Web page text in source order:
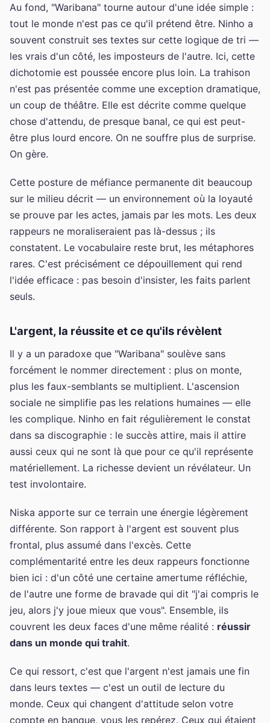
Au fond, "Waribana" tourne autour d'une idée simple :
tout le monde n'est pas ce qu'il prétend être. Ninho a
souvent construit ses textes sur cette logique de tri —
les vrais d'un côté, les imposteurs de l'autre. Ici, cette
dichotomie est poussée encore plus loin. La trahison
n'est pas présentée comme une exception dramatique,
un coup de théâtre. Elle est décrite comme quelque
chose d'attendu, de presque banal, ce qui est peut-
être plus lourd encore. On ne souffre plus de surprise.
On gère.
Cette posture de méfiance permanente dit beaucoup
sur le milieu décrit — un environnement où la loyauté
se prouve par les actes, jamais par les mots. Les deux
rappeurs ne moraliseraient pas là-dessus ; ils
constatent. Le vocabulaire reste brut, les métaphores
rares. C'est précisément ce dépouillement qui rend
l'idée efficace : pas besoin d'insister, les faits parlent
seuls.
L'argent, la réussite et ce qu'ils révèlent
Il y a un paradoxe que "Waribana" soulève sans
forcément le nommer directement : plus on monte,
plus les faux-semblants se multiplient. L'ascension
sociale ne simplifie pas les relations humaines — elle
les complique. Ninho en fait régulièrement le constat
dans sa discographie : le succès attire, mais il attire
aussi ceux qui ne sont là que pour ce qu'il représente
matériellement. La richesse devient un révélateur. Un
test involontaire.
Niska apporte sur ce terrain une énergie légèrement
différente. Son rapport à l'argent est souvent plus
frontal, plus assumé dans l'excès. Cette
complémentarité entre les deux rappeurs fonctionne
bien ici : d'un côté une certaine amertume réfléchie,
de l'autre une forme de bravade qui dit "j'ai compris le
jeu, alors j'y joue mieux que vous". Ensemble, ils
couvrent les deux faces d'une même réalité : réussir
dans un monde qui trahit.
Ce qui ressort, c'est que l'argent n'est jamais une fin
dans leurs textes — c'est un outil de lecture du
monde. Ceux qui changent d'attitude selon votre
compte en banque, vous les repérez. Ceux qui étaient